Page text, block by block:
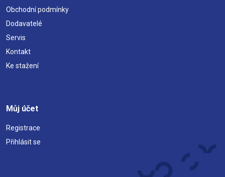
Obchodní podmínky
Dodavatelé
Servis
Kontakt
Ke stažení
Můj účet
Registrace
Přihlásit se